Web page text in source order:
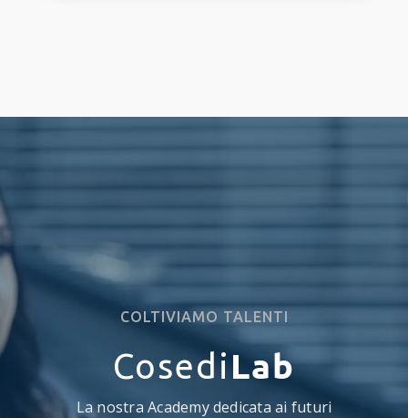
COLTIVIAMO TALENTI
CosediLab
La nostra Academy dedicata ai futuri